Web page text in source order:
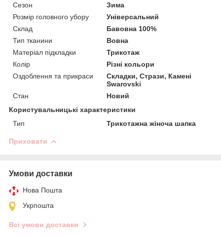
Сезон
Зима
Розмір головного убору
Універсальний
Склад
Бавовна 100%
Тип тканини
Вовна
Матеріал підкладки
Трикотаж
Колір
Різні кольори
Оздоблення та прикраси
Складки, Стрази, Камені
Swarovski
Стан
Новий
Користувальницькі характеристики
Тип
Трикотажна жіноча шапка
Приховати
Умови доставки
Нова Пошта
Укрпошта
Всі умови доставки